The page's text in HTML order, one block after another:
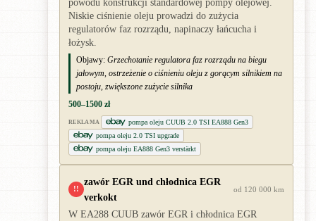
powodu konstrukcji standardowej pompy olejowej.
Niskie ciśnienie oleju prowadzi do zużycia
regulatorów faz rozrządu, napinaczy łańcucha i
łożysk.
Objawy: Grzechotanie regulatora faz rozrządu na biegu
jałowym, ostrzeżenie o ciśnieniu oleju z gorącym silnikiem na
postoju, zwiększone zużycie silnika
500–1500 zł
REKLAMA
pompa oleju CUUB 2.0 TSI EA888 Gen3
pompa oleju 2.0 TSI upgrade
pompa oleju EA888 Gen3 verstärkt
!!
zawór EGR und chłodnica EGR
verkokt
od 120 000 km
W EA288 CUUB zawór EGR i chłodnica EGR